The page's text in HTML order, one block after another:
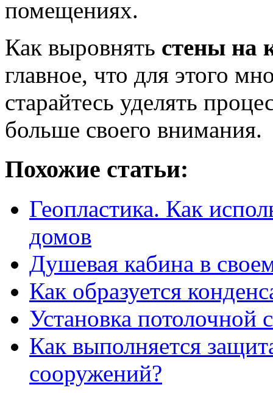
помещениях.
Как выровнять стены на
главное, что для этого
старайтесь уделять
больше своего внимания.
Похожие статьи:
Геопластика. Как
домов
Душевая кабина в
Как образуется
Установка потолочной
Как выполняется
сооружений?